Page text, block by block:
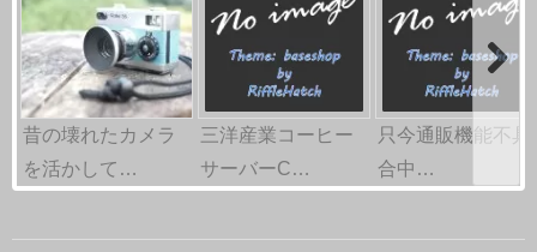
昔の壊れたカメラ
を活かして…
三洋産業コーヒー
サーバーC…
只今通販機能不具
合中…